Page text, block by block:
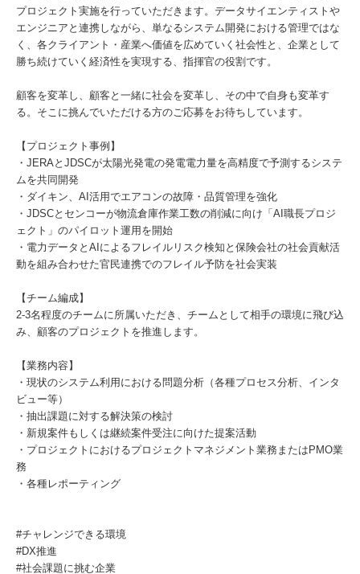
プロジェクト実施を行っていただきます。データサイエンティストや
エンジニアと連携しながら、単なるシステム開発における管理ではな
く、各クライアント・産業へ価値を広めていく社会性と、企業として
勝ち続けていく経済性を実現する、指揮官の役割です。
顧客を変革し、顧客と一緒に社会を変革し、その中で自身も変革す
る。そこに挑んでいただける方のご応募をお待ちしています。
【プロジェクト事例】
・JERAとJDSCが太陽光発電の発電電力量を高精度で予測するシステ
ムを共同開発
・ダイキン、AI活用でエアコンの故障・品質管理を強化
・JDSCとセンコーが物流倉庫作業工数の削減に向け「AI職長プロジ
ェクト」のパイロット運用を開始
・電力データとAIによるフレイルリスク検知と保険会社の社会貢献活
動を組み合わせた官民連携でのフレイル予防を社会実装
【チーム編成】
2-3名程度のチームに所属いただき、チームとして相手の環境に飛び込
み、顧客のプロジェクトを推進します。
【業務内容】
・現状のシステム利用における問題分析（各種プロセス分析、インタ
ビュー等）
・抽出課題に対する解決策の検討
・新規案件もしくは継続案件受注に向けた提案活動
・プロジェクトにおけるプロジェクトマネジメント業務またはPMO業
務
・各種レポーティング
#チャレンジできる環境
#DX推進
#社会課題に挑む企業